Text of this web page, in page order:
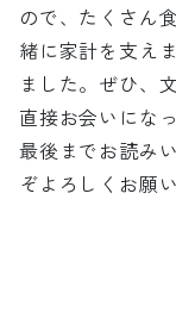
ので、たくさん
緒に家計を支え
ました。ぜひ、
直接お会いにな
最後までお読み
ぞよろしくお願